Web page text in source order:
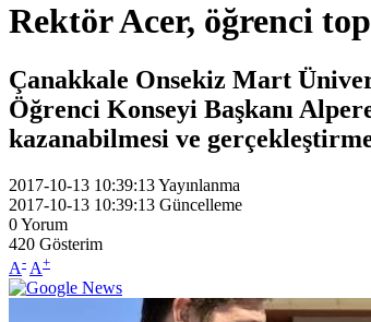
Rektör Acer, öğrenci
Çanakkale Onsekiz Mart
Öğrenci Konseyi Başkanı
kazanabilmesi ve
2017-10-13 10:39:13Yayınlanma
2017-10-13 10:39:13 Güncelleme
0Yorum
420 Gösterim
A- A+